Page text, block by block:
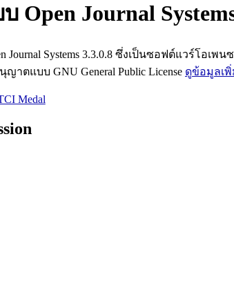
Open Journal
Journal Systems 3.3.0.8 ซึ่งเป็นซอฟต์แวร์โ
าตแบบ GNU General Public License ดูข้อมูลเพิ่